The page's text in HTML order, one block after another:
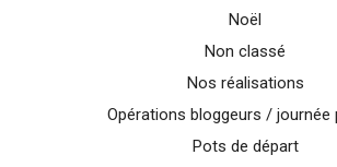
Noël
Non classé
Nos réalisations
Opérations bloggeurs / journée
Pots de départ